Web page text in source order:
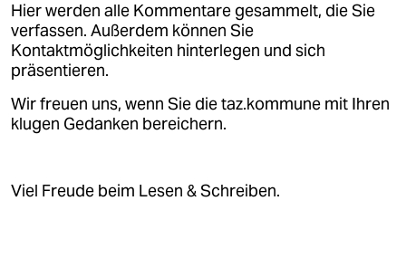
Hier werden alle Kommentare gesammelt, die Sie
verfassen. Außerdem können Sie
Kontaktmöglichkeiten hinterlegen und sich
präsentieren.
Wir freuen uns, wenn Sie die taz.kommune mit Ihren
klugen Gedanken bereichern.
Viel Freude beim Lesen & Schreiben.